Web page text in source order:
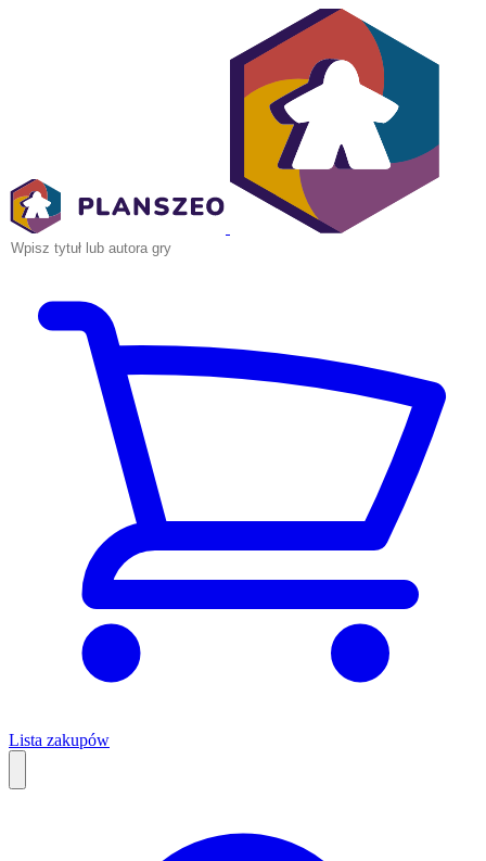
Lista zakupów